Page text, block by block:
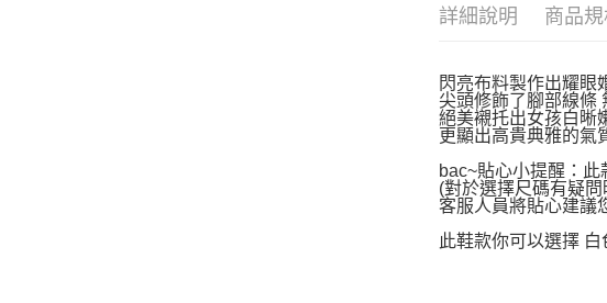
詳細說明 商品
閃亮布料製作出耀眼
尖頭修飾了腳部線條
絕美襯托出女孩白晰
更顯出高貴典雅的氣
bac~貼心小提醒：此
(對於選擇尺碼有疑問
客服人員將貼心建議
此鞋款你可以選擇 白